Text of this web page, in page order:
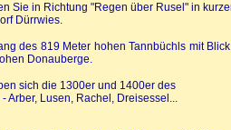
Sie in Richtung "Regen über Rusel" in
Dürrwies.
des 819 Meter hohen Tannbüchls mit
Donauberge.
sich die 1300er und 1400er des
Arber, Lusen, Rachel, Dreisessel...